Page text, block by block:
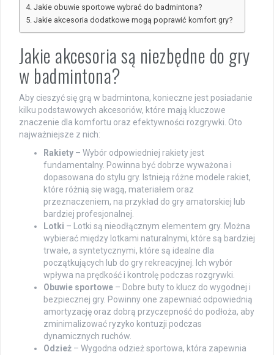
Jakie obuwie sportowe wybrać do badmintona?
Jakie akcesoria dodatkowe mogą poprawić komfort gry?
Jakie akcesoria są niezbędne do gry
w badmintona?
Aby cieszyć się grą w badmintona, konieczne jest posiadanie
kilku podstawowych akcesoriów, które mają kluczowe
znaczenie dla komfortu oraz efektywności rozgrywki. Oto
najważniejsze z nich:
Rakiety – Wybór odpowiedniej rakiety jest
fundamentalny. Powinna być dobrze wyważona i
dopasowana do stylu gry. Istnieją różne modele rakiet,
które różnią się wagą, materiałem oraz
przeznaczeniem, na przykład do gry amatorskiej lub
bardziej profesjonalnej.
Lotki – Lotki są nieodłącznym elementem gry. Można
wybierać między lotkami naturalnymi, które są bardziej
trwałe, a syntetycznymi, które są idealne dla
początkujących lub do gry rekreacyjnej. Ich wybór
wpływa na prędkość i kontrolę podczas rozgrywki.
Obuwie sportowe – Dobre buty to klucz do wygodnej i
bezpiecznej gry. Powinny one zapewniać odpowiednią
amortyzację oraz dobrą przyczepność do podłoża, aby
zminimalizować ryzyko kontuzji podczas
dynamicznych ruchów.
Odzież – Wygodna odzież sportowa, która zapewnia